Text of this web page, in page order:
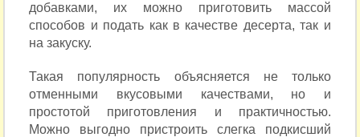
добавками, их можно приготовить массой
способов и подать как в качестве десерта, так и
на закуску.
Такая популярность объясняется не только
отменными вкусовыми качествами, но и
простотой приготовления и практичностью.
Можно выгодно пристроить слегка подкисший